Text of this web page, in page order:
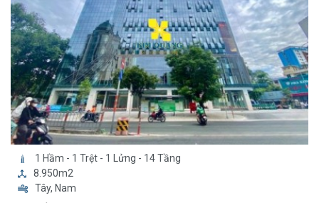
1 Hầm - 1 Trệt - 1 Lửng - 14 Tầng
8.950m2
Tây, Nam